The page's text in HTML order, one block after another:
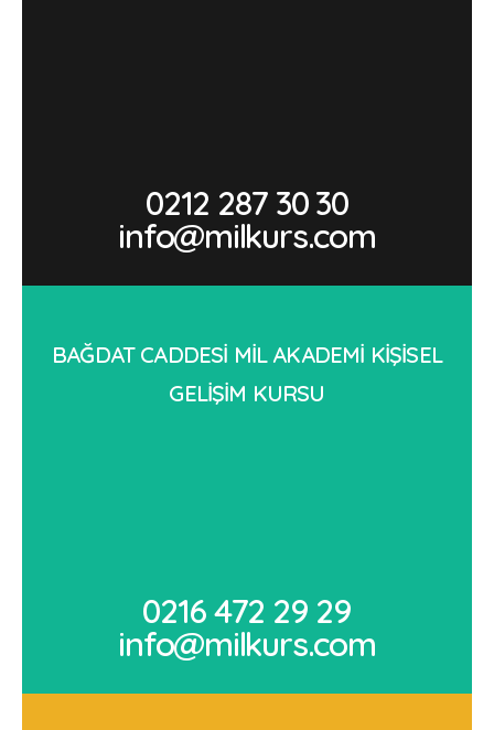
0212 287 30 30
info@milkurs.com
BAĞDAT CADDESİ MİL AKADEMİ KİŞİSEL
GELİŞİM KURSU
0216 472 29 29
info@milkurs.com